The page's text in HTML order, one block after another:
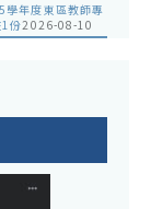
學年度東區教師專
1份2026-08-10